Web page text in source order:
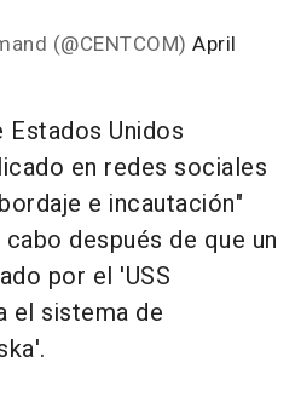
(@CENTCOM) April
Estados Unidos
en redes sociales
e incautación"
después de que un
por el 'USS
el sistema de